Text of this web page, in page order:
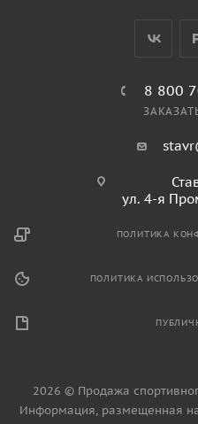
8 800
ул. 4-я
ПОЛИТИКА
ПОЛИТИКА
2026 © Продажа
Информация, размещенная